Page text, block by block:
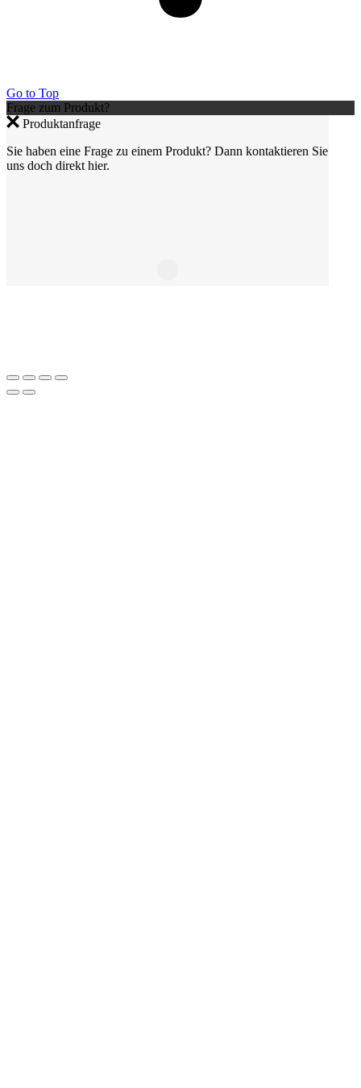
Go to Top
Frage zum Produkt?
Produktanfrage
Sie haben eine Frage zu einem Produkt? Dann kontaktieren Sie
uns doch direkt hier.